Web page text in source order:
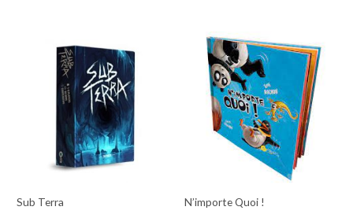
Sub Terra N’importe Quoi !